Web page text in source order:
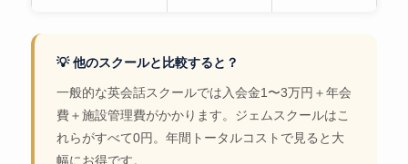
💡 他のスクールと比較すると？
一般的な英会話スクールでは入会金1〜3万円＋年会
費＋施設管理費がかかります。ジェムスクールはこ
れらがすべて0円。年間トータルコストで見ると大
幅にお得です。